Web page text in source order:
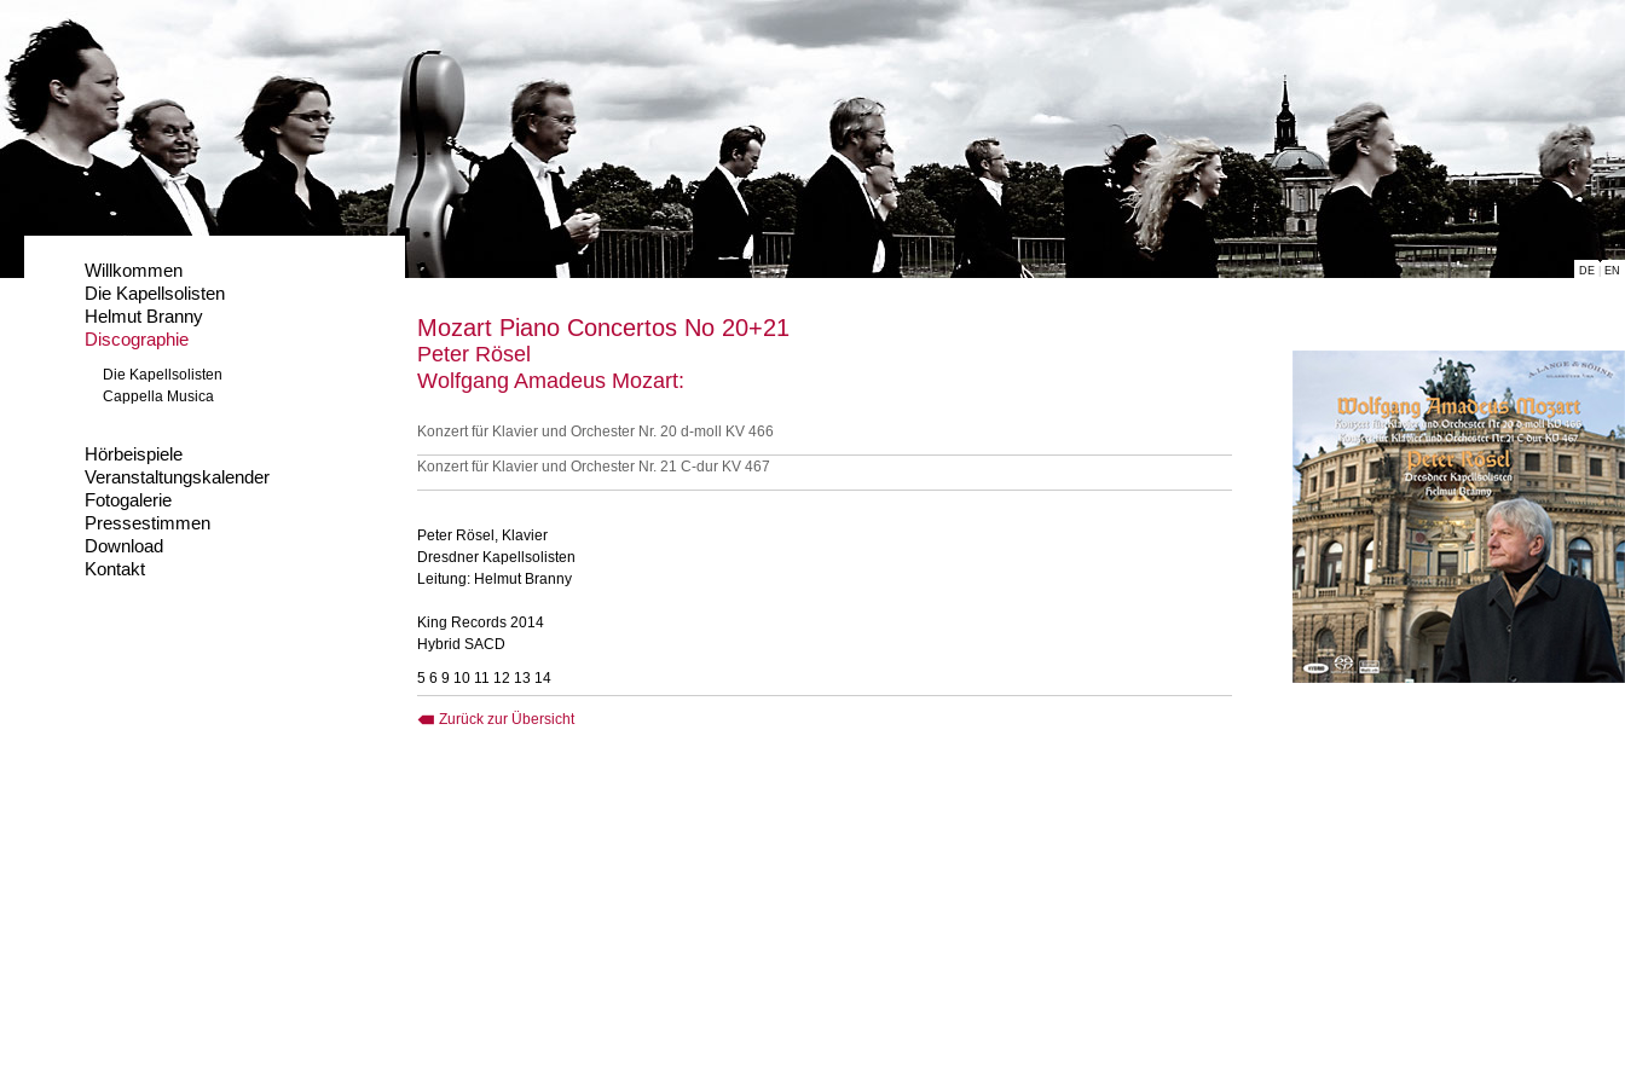
Willkommen
Die Kapellsolisten
Helmut Branny
Discographie
Die Kapellsolisten
Cappella Musica
Hörbeispiele
Veranstaltungskalender
Fotogalerie
Pressestimmen
Download
Kontakt
DE EN
Mozart Piano Concertos No 20+21
Peter Rösel
Wolfgang Amadeus Mozart:
Konzert für Klavier und Orchester Nr. 20 d-moll KV 466
Konzert für Klavier und Orchester Nr. 21 C-dur KV 467
Peter Rösel, Klavier
Dresdner Kapellsolisten
Leitung: Helmut Branny
King Records 2014
Hybrid SACD
5 6 9 10 11 12 13 14
Zurück zur Übersicht